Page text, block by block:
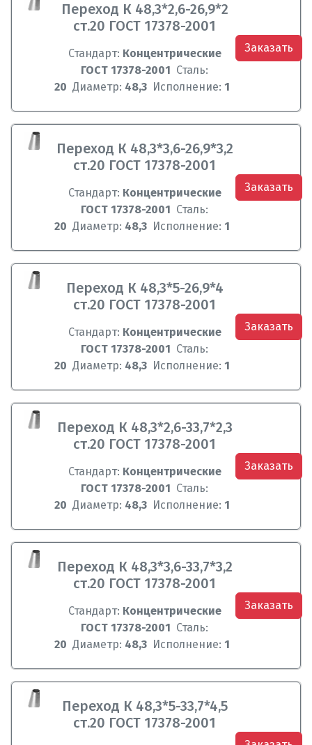
Переход К 48,3*2,6-26,9*2
ст.20 ГОСТ 17378-2001
Стандарт: Концентрические
ГОСТ 17378-2001 Сталь:
20 Диаметр: 48,3 Исполнение: 1
Заказать
Переход К 48,3*3,6-26,9*3,2
ст.20 ГОСТ 17378-2001
Стандарт: Концентрические
ГОСТ 17378-2001 Сталь:
20 Диаметр: 48,3 Исполнение: 1
Заказать
Переход К 48,3*5-26,9*4
ст.20 ГОСТ 17378-2001
Стандарт: Концентрические
ГОСТ 17378-2001 Сталь:
20 Диаметр: 48,3 Исполнение: 1
Заказать
Переход К 48,3*2,6-33,7*2,3
ст.20 ГОСТ 17378-2001
Стандарт: Концентрические
ГОСТ 17378-2001 Сталь:
20 Диаметр: 48,3 Исполнение: 1
Заказать
Переход К 48,3*3,6-33,7*3,2
ст.20 ГОСТ 17378-2001
Стандарт: Концентрические
ГОСТ 17378-2001 Сталь:
20 Диаметр: 48,3 Исполнение: 1
Заказать
Переход К 48,3*5-33,7*4,5
ст.20 ГОСТ 17378-2001